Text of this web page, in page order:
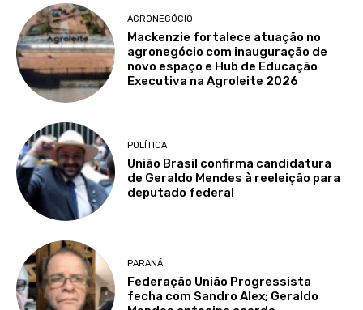
AGRONEGÓCIO
Mackenzie fortalece atuação no
agronegócio com inauguração de
novo espaço e Hub de Educação
Executiva na Agroleite 2026
POLÍTICA
União Brasil confirma candidatura
de Geraldo Mendes à reeleição para
deputado federal
PARANÁ
Federação União Progressista
fecha com Sandro Alex; Geraldo